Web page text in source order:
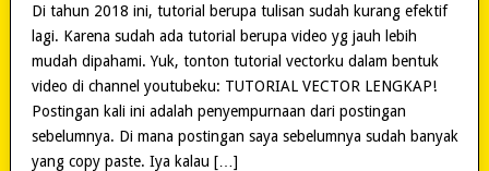
Di tahun 2018 ini, tutorial berupa tulisan sudah kurang efektif
lagi. Karena sudah ada tutorial berupa video yg jauh lebih
mudah dipahami. Yuk, tonton tutorial vectorku dalam bentuk
video di channel youtubeku: TUTORIAL VECTOR LENGKAP!
Postingan kali ini adalah penyempurnaan dari postingan
sebelumnya. Di mana postingan saya sebelumnya sudah banyak
yang copy paste. Iya kalau […]